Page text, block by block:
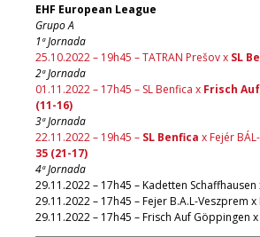
EHF European League
Grupo A
1ª Jornada
25.10.2022 – 19h45 – TATRAN Prešov x SL
2ª Jornada
01.11.2022 – 17h45 – SL Benfica x Frisch
(11-16)
3ª Jornada
22.11.2022 – 19h45 – SL Benfica x Fejér
35 (21-17)
4ª Jornada
29.11.2022 – 17h45 – Kadetten Schaffhausen
29.11.2022 – 17h45 – Fejer B.A.L-Veszprem
29.11.2022 – 17h45 – Frisch Auf Göppingen